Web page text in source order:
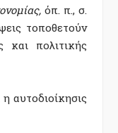
όπ. π., σ.
τοποθετούν
και πολιτικής
αυτοδιοίκησις